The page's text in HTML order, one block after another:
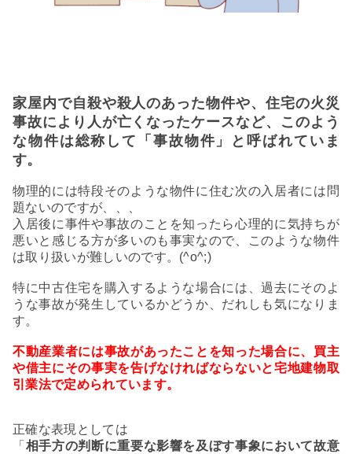
家屋内で自殺や殺人のあった物件や、住宅の火災
事故により人が亡くなったケースなど、このよう
な物件は総称して「事故物件」と呼ばれていま
す。
物理的には特段そのような物件に住む次の入居者には問
題ないのですが、、、
入居後に事件や事故のことを知ったら心理的に気持ちが
悪いと感じる方が多いのも事実なので、このような物件
は取り扱いが難しいのです。(^o^;)
特に中古住宅を購入するような場合には、過去にそのよ
うな事故が発生しているかどうか、だれしも気になりま
す。
不動産業者には事故があったことを知った場合に、買主
や借主にその事実を告げなければならないと宅地建物取
引業法で定められています。
正確な表現としては
「 相手方の判断に重要な影響を及ぼす事象において故意